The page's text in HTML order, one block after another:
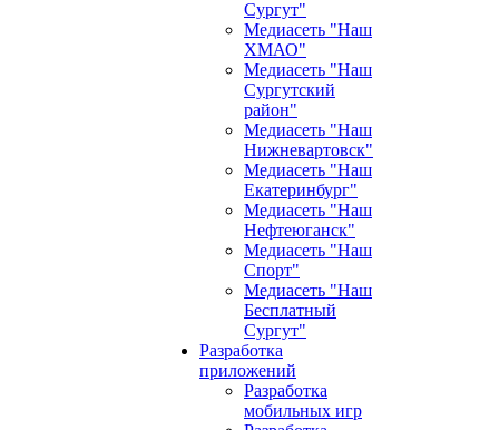
Сургут"
Медиасеть "Наш
ХМАО"
Медиасеть "Наш
Сургутский
район"
Медиасеть "Наш
Нижневартовск"
Медиасеть "Наш
Екатеринбург"
Медиасеть "Наш
Нефтеюганск"
Медиасеть "Наш
Спорт"
Медиасеть "Наш
Бесплатный
Сургут"
Разработка
приложений
Разработка
мобильных игр